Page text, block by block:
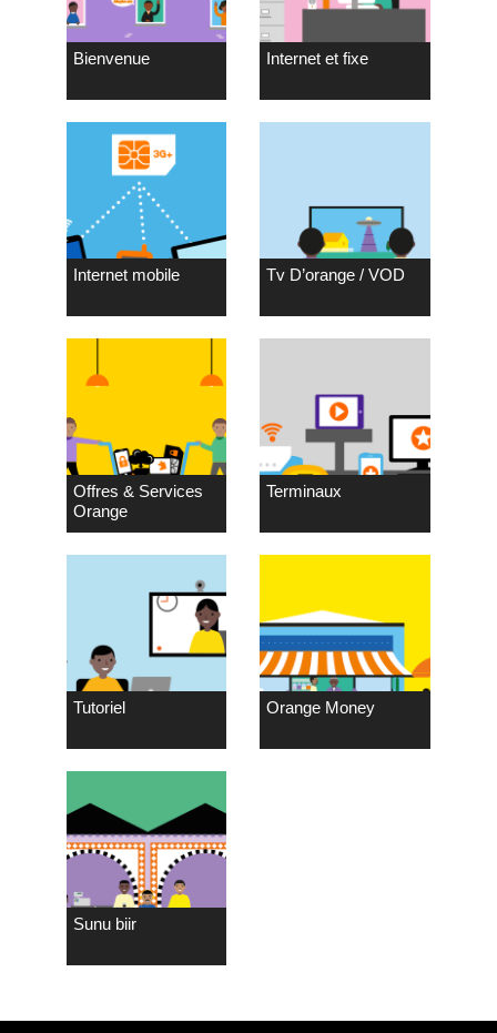
Bienvenue Internet et fixe
Internet mobile Tv D’orange / VOD
Offres & Services
Orange
Terminaux
Tutoriel Orange Money
Sunu biir